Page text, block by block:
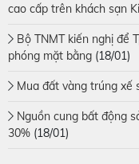
cao cấp trên khách sạn
Bộ TNMT kiến nghị để
phóng mặt bằng (18/01)
Mua đất vàng trúng xế
Nguồn cung bất động
30% (18/01)